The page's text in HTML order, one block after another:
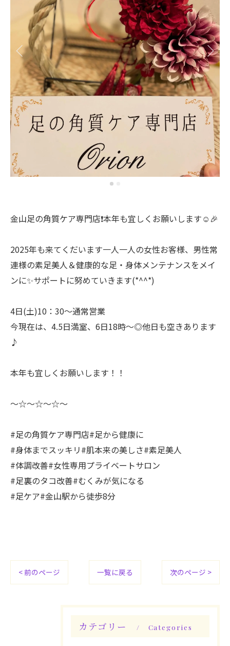
金山足の角質ケア専門店❗️本年も宜しくお願いします☺️🎉
2025年も来てくだいます一人一人の女性お客様、男性常
連様の素足美人＆健康的な足・身体メンテナンスをメイ
ンに✨サポートに努めていきます(*^^*)
4日(土)10：30〜通常営業
今現在は、4.5日満室、6日18時〜◎他日も空きあります
♪
本年も宜しくお願いします！！
〜☆〜☆〜☆〜
#足の角質ケア専門店#足から健康に
#身体までスッキリ#肌本来の美しさ#素足美人
#体調改善#女性専用プライベートサロン
#足裏のタコ改善#むくみが気になる
#足ケア#金山駅から徒歩8分
< 前のページ 一覧に戻る 次のページ >
カテゴリー Categories